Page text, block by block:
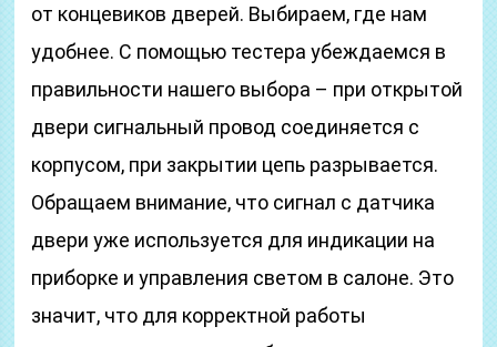
от концевиков дверей. Выбираем, где нам
удобнее. С помощью тестера убеждаемся в
правильности нашего выбора – при открытой
двери сигнальный провод соединяется с
корпусом, при закрытии цепь разрывается.
Обращаем внимание, что сигнал с датчика
двери уже используется для индикации на
приборке и управления светом в салоне. Это
значит, что для корректной работы